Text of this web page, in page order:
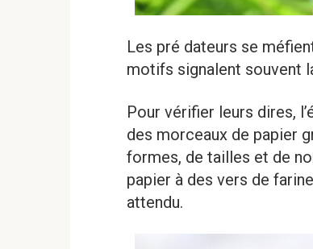
Les pré dateurs se
motifs signalent souvent
Pour vérifier leurs dires,
des morceaux de papier
formes, de tailles et de
papier à des vers de
attendu.